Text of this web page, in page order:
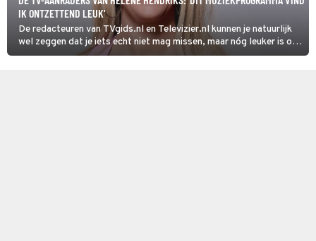
IK ONTZETTEND LEUK'
De redacteuren van TVgids.nl en Televizier.nl kunnen je natuurlijk
wel zeggen dat je iets echt niet mag missen, maar nóg leuker is om
het rechtstreeks van de tv-sterren zelf te horen. Vandaag is het de